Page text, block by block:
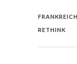
FRANKREICH
RETHINK